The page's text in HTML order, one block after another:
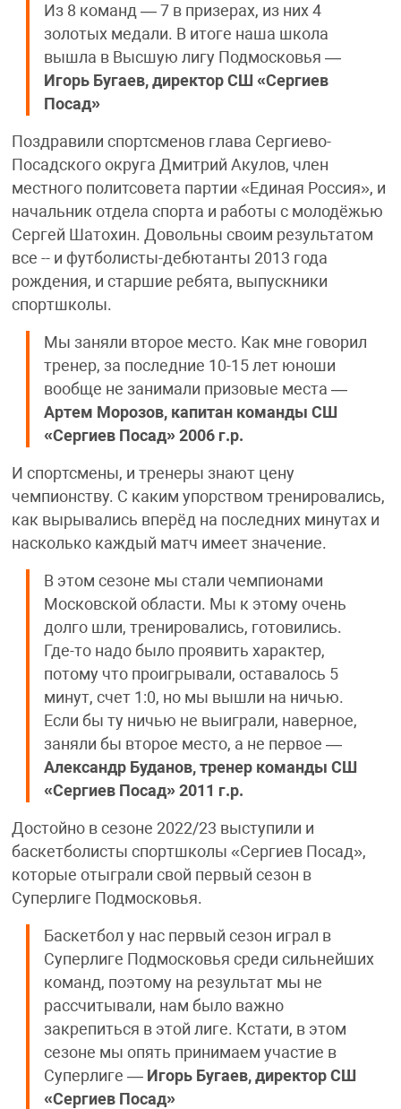
Из 8 команд — 7 в призерах, из них 4
золотых медали. В итоге наша школа
вышла в Высшую лигу Подмосковья —
Игорь Бугаев, директор СШ «Сергиев
Посад»
Поздравили спортсменов глава Сергиево-
Посадского округа Дмитрий Акулов, член
местного политсовета партии «Единая Россия», и
начальник отдела спорта и работы с молодёжью
Сергей Шатохин. Довольны своим результатом
все -- и футболисты-дебютанты 2013 года
рождения, и старшие ребята, выпускники
спортшколы.
Мы заняли второе место. Как мне говорил
тренер, за последние 10-15 лет юноши
вообще не занимали призовые места —
Артем Морозов, капитан команды СШ
«Сергиев Посад» 2006 г.р.
И спортсмены, и тренеры знают цену
чемпионству. С каким упорством тренировались,
как вырывались вперёд на последних минутах и
насколько каждый матч имеет значение.
В этом сезоне мы стали чемпионами
Московской области. Мы к этому очень
долго шли, тренировались, готовились.
Где-то надо было проявить характер,
потому что проигрывали, оставалось 5
минут, счет 1:0, но мы вышли на ничью.
Если бы ту ничью не выиграли, наверное,
заняли бы второе место, а не первое —
Александр Буданов, тренер команды СШ
«Сергиев Посад» 2011 г.р.
Достойно в сезоне 2022/23 выступили и
баскетболисты спортшколы «Сергиев Посад»,
которые отыграли свой первый сезон в
Суперлиге Подмосковья.
Баскетбол у нас первый сезон играл в
Суперлиге Подмосковья среди сильнейших
команд, поэтому на результат мы не
рассчитывали, нам было важно
закрепиться в этой лиге. Кстати, в этом
сезоне мы опять принимаем участие в
Суперлиге — Игорь Бугаев, директор СШ
«Сергиев Посад»